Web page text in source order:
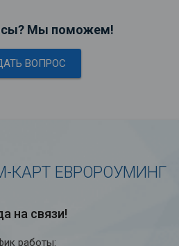
Мы поможем!
ВОПРОС
КАРТ ЕВРОРОУМИНГ
на связи!
работы: